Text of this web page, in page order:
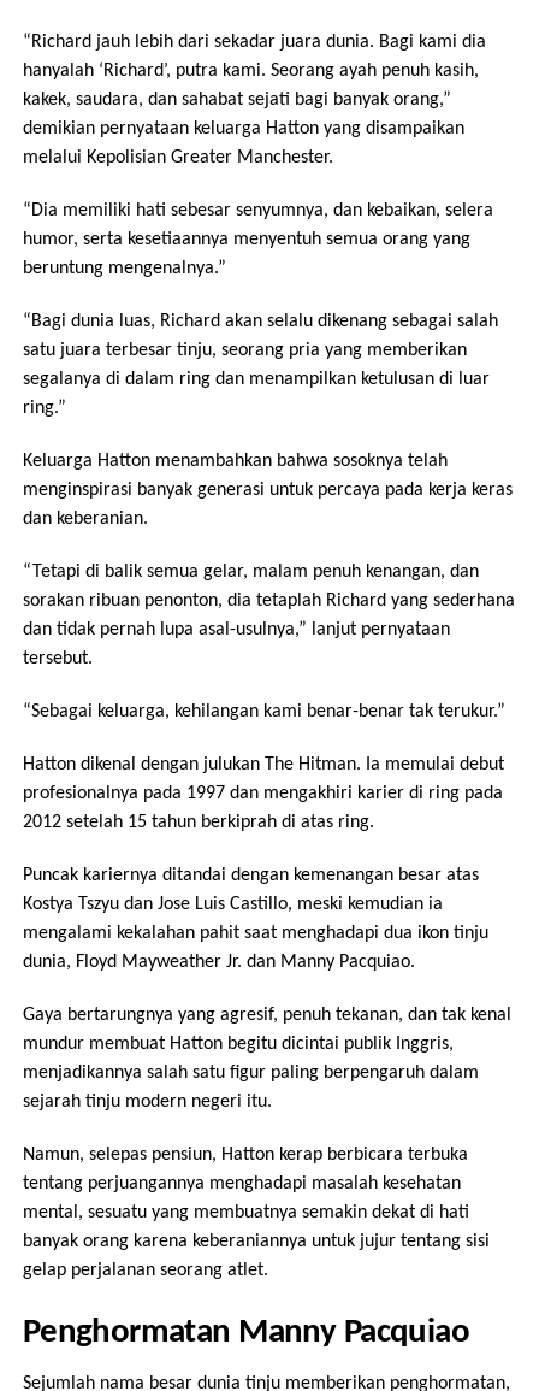
“Richard jauh lebih dari sekadar juara dunia. Bagi kami dia
hanyalah ‘Richard’, putra kami. Seorang ayah penuh kasih,
kakek, saudara, dan sahabat sejati bagi banyak orang,”
demikian pernyataan keluarga Hatton yang disampaikan
melalui Kepolisian Greater Manchester.
“Dia memiliki hati sebesar senyumnya, dan kebaikan, selera
humor, serta kesetiaannya menyentuh semua orang yang
beruntung mengenalnya.”
“Bagi dunia luas, Richard akan selalu dikenang sebagai salah
satu juara terbesar tinju, seorang pria yang memberikan
segalanya di dalam ring dan menampilkan ketulusan di luar
ring.”
Keluarga Hatton menambahkan bahwa sosoknya telah
menginspirasi banyak generasi untuk percaya pada kerja keras
dan keberanian.
“Tetapi di balik semua gelar, malam penuh kenangan, dan
sorakan ribuan penonton, dia tetaplah Richard yang sederhana
dan tidak pernah lupa asal-usulnya,” lanjut pernyataan
tersebut.
“Sebagai keluarga, kehilangan kami benar-benar tak terukur.”
Hatton dikenal dengan julukan The Hitman. Ia memulai debut
profesionalnya pada 1997 dan mengakhiri karier di ring pada
2012 setelah 15 tahun berkiprah di atas ring.
Puncak kariernya ditandai dengan kemenangan besar atas
Kostya Tszyu dan Jose Luis Castillo, meski kemudian ia
mengalami kekalahan pahit saat menghadapi dua ikon tinju
dunia, Floyd Mayweather Jr. dan Manny Pacquiao.
Gaya bertarungnya yang agresif, penuh tekanan, dan tak kenal
mundur membuat Hatton begitu dicintai publik Inggris,
menjadikannya salah satu figur paling berpengaruh dalam
sejarah tinju modern negeri itu.
Namun, selepas pensiun, Hatton kerap berbicara terbuka
tentang perjuangannya menghadapi masalah kesehatan
mental, sesuatu yang membuatnya semakin dekat di hati
banyak orang karena keberaniannya untuk jujur tentang sisi
gelap perjalanan seorang atlet.
Penghormatan Manny Pacquiao
Sejumlah nama besar dunia tinju memberikan penghormatan,